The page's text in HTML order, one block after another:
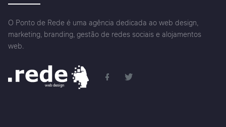
O Ponto de Rede é uma agência dedicada ao web design,
marketing, branding, gestão de redes sociais e alojamentos
web.
web design